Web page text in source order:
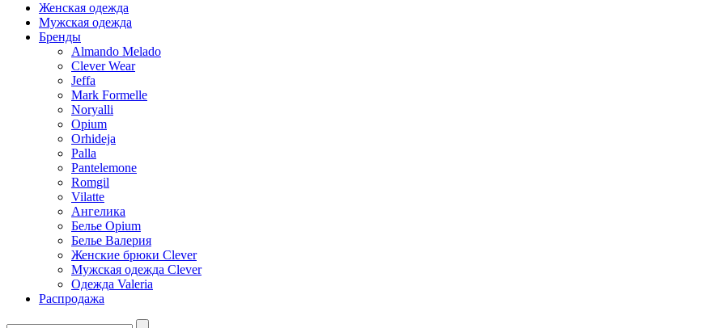
Женская одежда
Мужская одежда
Бренды
Almando Melado
Clever Wear
Jeffa
Mark Formelle
Noryalli
Opium
Orhideja
Palla
Pantelemone
Romgil
Vilatte
Ангелика
Белье Opium
Белье Валерия
Женские брюки Clever
Мужская одежда Clever
Одежда Valeria
Распродажа